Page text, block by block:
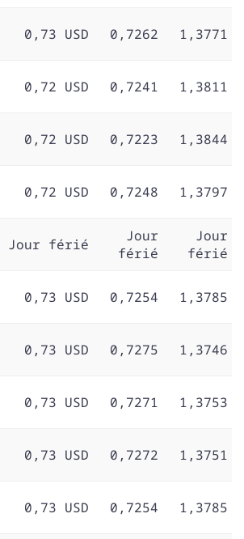
0,73 USD 0,7262 1,3771
0,72 USD 0,7241 1,3811
0,72 USD 0,7223 1,3844
0,72 USD 0,7248 1,3797
Jour férié
Jour
férié
Jour
férié
0,73 USD 0,7254 1,3785
0,73 USD 0,7275 1,3746
0,73 USD 0,7271 1,3753
0,73 USD 0,7272 1,3751
0,73 USD 0,7254 1,3785